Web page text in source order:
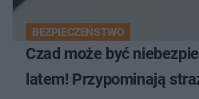
BEZPIECZEŃSTWO
Czad może być
latem! Przypominają